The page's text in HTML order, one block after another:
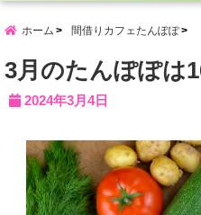
ホーム 間借りカフェたんぽぽ
3月のたんぽぽは
2024年3月4日